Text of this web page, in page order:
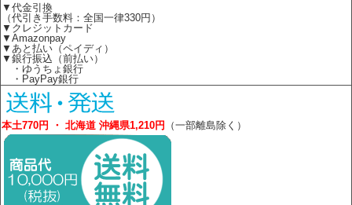
▼代金引換
（代引き手数料：全国一律330円）
▼クレジットカード
▼Amazonpay
▼あと払い（ペイディ）
▼銀行振込（前払い）
・ゆうちょ銀行
・PayPay銀行
本土770円 ・ 北海道 沖縄県1,210円 （一部離島除く）